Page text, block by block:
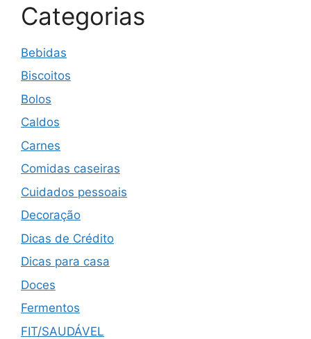
Categorias
Bebidas
Biscoitos
Bolos
Caldos
Carnes
Comidas caseiras
Cuidados pessoais
Decoração
Dicas de Crédito
Dicas para casa
Doces
Fermentos
FIT/SAUDÁVEL